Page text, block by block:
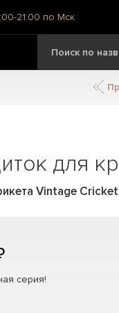
21:00 по Мск
для
Vintage Cricket
серия!